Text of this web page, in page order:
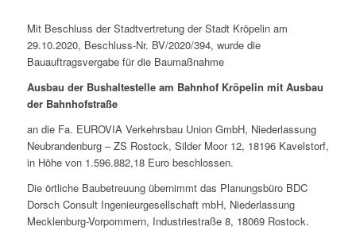
Mit Beschluss der Stadtvertretung der Stadt Kröpelin am
29.10.2020, Beschluss-Nr. BV/2020/394, wurde die
Bauauftragsvergabe für die Baumaßnahme
Ausbau der Bushaltestelle am Bahnhof Kröpelin mit Ausbau
der Bahnhofstraße
an die Fa. EUROVIA Verkehrsbau Union GmbH, Niederlassung
Neubrandenburg – ZS Rostock, Silder Moor 12, 18196 Kavelstorf,
in Höhe von 1.596.882,18 Euro beschlossen.
Die örtliche Baubetreuung übernimmt das Planungsbüro BDC
Dorsch Consult Ingenieurgesellschaft mbH, Niederlassung
Mecklenburg-Vorpommern, Industriestraße 8, 18069 Rostock.